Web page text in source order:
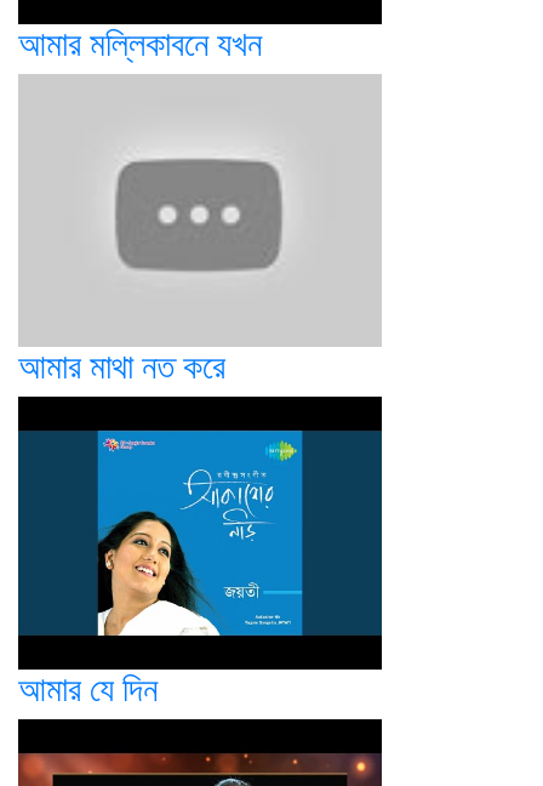
আমার মল্লিকাবনে যখন
আমার মাথা নত করে
আমার যে দিন